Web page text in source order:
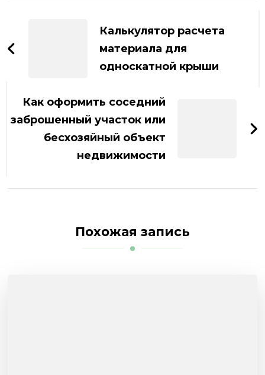
записям
Калькулятор расчета
материала для
односкатной крыши
Как оформить соседний
заброшенный участок или
бесхозяйный объект
недвижимости
Похожая запись